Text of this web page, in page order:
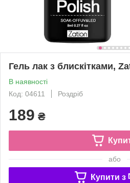
Гель лак з блискітками,
В наявності
Код: 04611
Роздріб
189 ₴
або
Купити з